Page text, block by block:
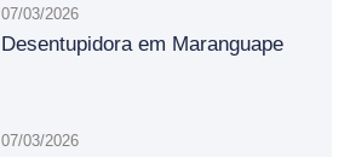
07/03/2026
Desentupidora em Maranguape
07/03/2026